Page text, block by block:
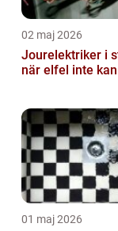
02 maj 2026
Jourelektriker i
när elfel inte
01 maj 2026